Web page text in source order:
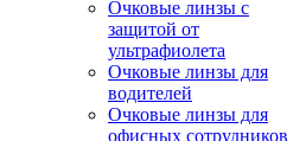
Очковые линзы с
защитой от
ультрафиолета
Очковые линзы для
водителей
Очковые линзы для
офисных сотрудников